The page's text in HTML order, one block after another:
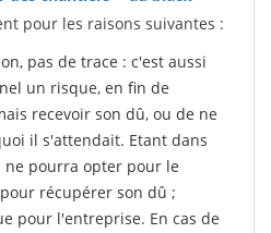
pour les raisons suivantes :
pas de trace : c'est aussi
un risque, en fin de
recevoir son dû, ou de ne
il s'attendait. Etant dans
pourra opter pour le
récupérer son dû ;
pour l'entreprise. En cas de